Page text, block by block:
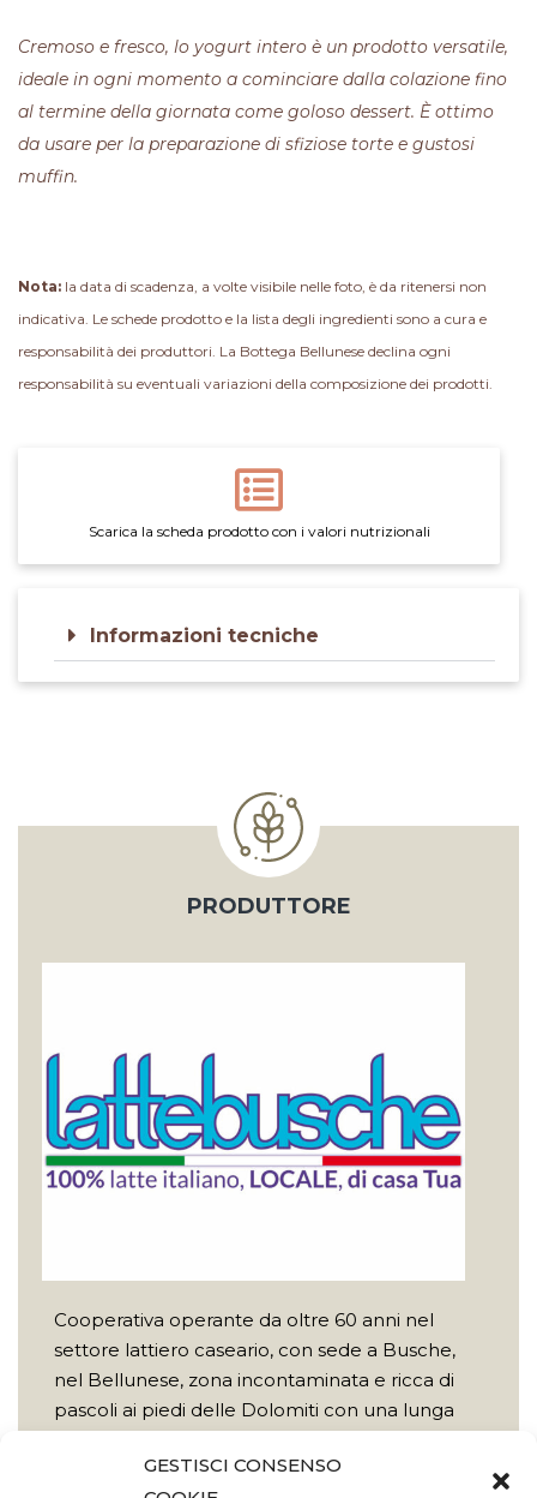
GESTISCI CONSENSO
Cremoso e fresco, lo yogurt intero è un prodotto versatile,
ideale in ogni momento a cominciare dalla colazione fino
al termine della giornata come goloso dessert. È ottimo
da usare per la preparazione di sfiziose torte e gustosi
muffin.
Nota: la data di scadenza, a volte visibile nelle foto, è da ritenersi non
indicativa. Le schede prodotto e la lista degli ingredienti sono a cura e
responsabilità dei produttori. La Bottega Bellunese declina ogni
responsabilità su eventuali variazioni della composizione dei prodotti.
Scarica la scheda prodotto con i valori nutrizionali
Informazioni tecniche
PRODUTTORE
Cooperativa operante da oltre 60 anni nel
settore lattiero caseario, con sede a Busche,
nel Bellunese, zona incontaminata e ricca di
pascoli ai piedi delle Dolomiti con una lunga
il latte proviene esclusivamente dalle aziende